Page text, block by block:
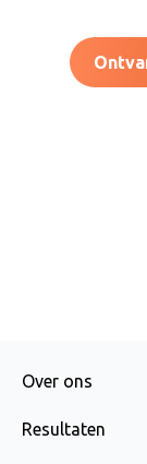
Over ons
Resultaten